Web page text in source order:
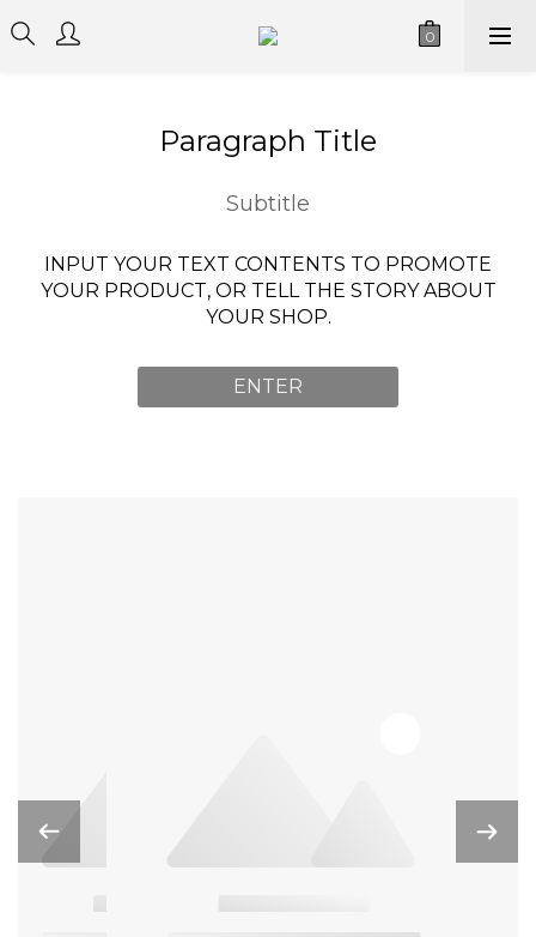
Paragraph Title
Subtitle
INPUT YOUR TEXT CONTENTS TO PROMOTE
YOUR PRODUCT, OR TELL THE STORY ABOUT
YOUR SHOP.
ENTER